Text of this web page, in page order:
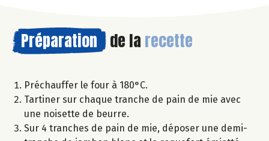
Préparation de la recette
Préchauffer le four à 180°C.
Tartiner sur chaque tranche de pain de mie avec
une noisette de beurre.
Sur 4 tranches de pain de mie, déposer une demi-